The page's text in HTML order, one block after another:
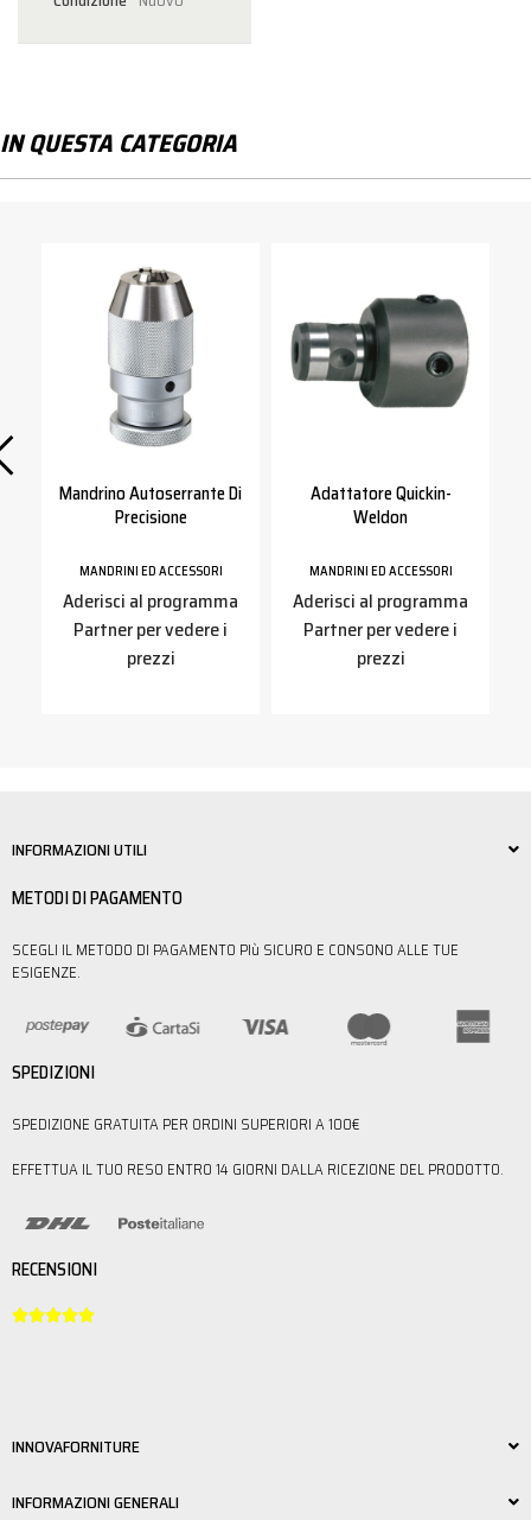
IN QUESTA CATEGORIA
Mandrino Autoserrante Di
Precisione
MANDRINI ED ACCESSORI
Aderisci al programma
Partner per vedere i
prezzi
Adattatore Quickin-
Weldon
MANDRINI ED ACCESSORI
Aderisci al programma
Partner per vedere i
prezzi
INFORMAZIONI UTILI
METODI DI PAGAMENTO
SCEGLI IL METODO DI PAGAMENTO PIù SICURO E CONSONO ALLE TUE
ESIGENZE.
SPEDIZIONI
SPEDIZIONE GRATUITA PER ORDINI SUPERIORI A 100€
EFFETTUA IL TUO RESO ENTRO 14 GIORNI DALLA RICEZIONE DEL PRODOTTO.
RECENSIONI

INNOVAFORNITURE
INFORMAZIONI GENERALI